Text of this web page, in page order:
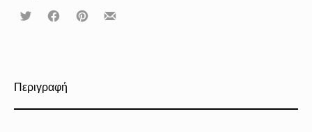
Τουίτα ΜοιραστείτεΜοιραστείτεΜοιραστείτε
Περιγραφή